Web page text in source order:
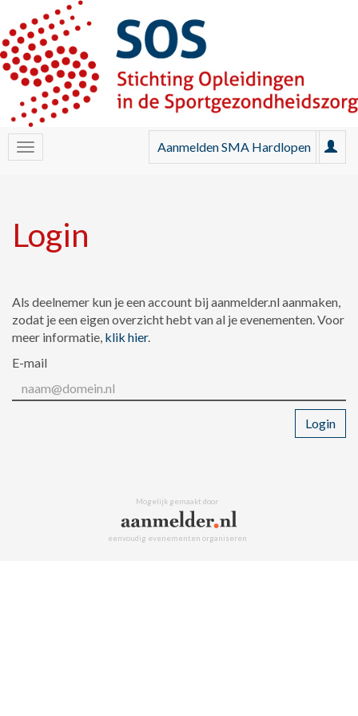
Aanmelden SMA Hardlopen
Login
Als deelnemer kun je een account bij aanmelder.nl aanmaken,
zodat je een eigen overzicht hebt van al je evenementen. Voor
meer informatie, klik hier.
E-mail
Login
Mogelijk gemaakt door
eenvoudig evenementen organiseren